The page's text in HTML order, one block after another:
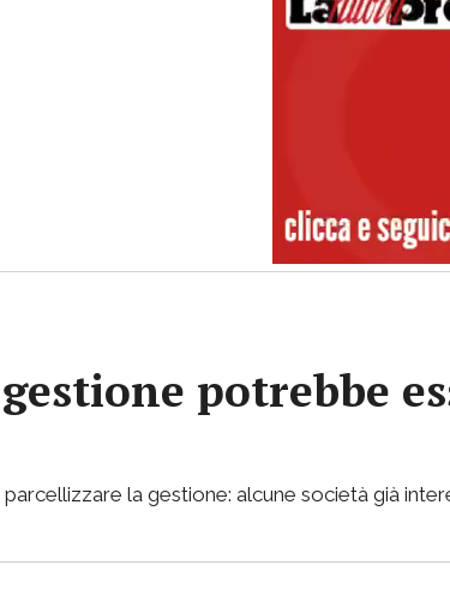
potrebbe
la gestione: alcune società già